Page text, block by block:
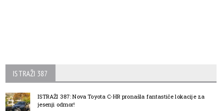
ISTRAŽI 387
ISTRAŽI 387: Nova Toyota C-HR pronašla fantastiče lokacije za
jesenji odmor!